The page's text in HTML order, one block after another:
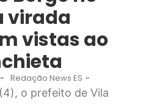
virada
vistas ao
- Redação News ES -
o prefeito de Vila